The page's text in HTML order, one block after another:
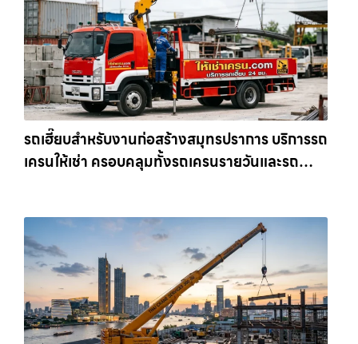
รถเฮี๊ยบสำหรับงานก่อสร้างสมุทรปราการ บริการรถ
เครนให้เช่า ครอบคลุมทั้งรถเครนรายวันและรถ